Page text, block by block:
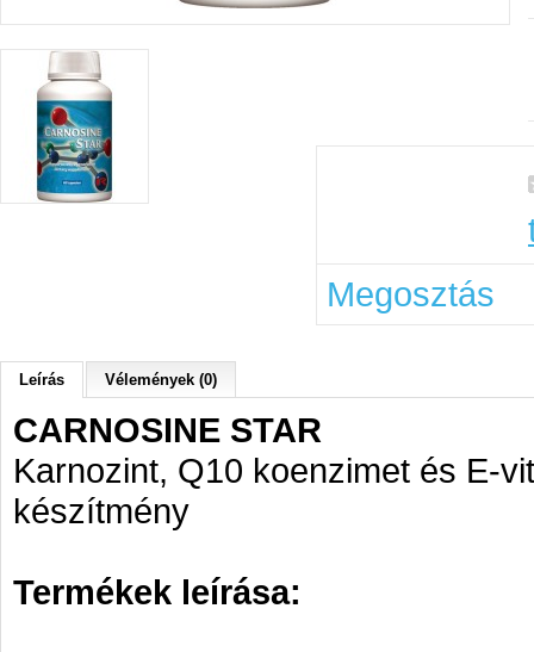
Megosztás
Leírás Vélemények (0)
CARNOSINE STAR
Karnozint, Q10 koenzimet és E-
készítmény
Termékek leírása: